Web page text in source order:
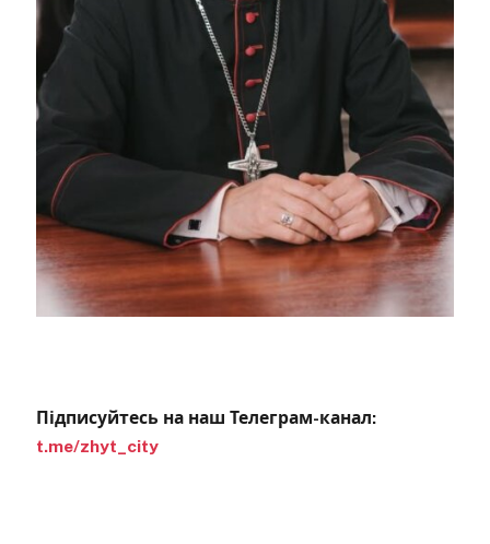
Підписуйтесь на наш Телеграм-канал:
t.me/zhyt_city